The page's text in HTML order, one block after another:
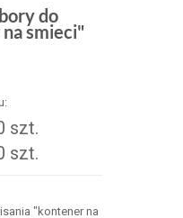
do
smieci"
szt.
szt.
"kontener na